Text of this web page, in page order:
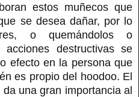
estos muñecos que
se desea dañar, por lo
o quemándolos o
destructivas se
efecto en la persona que
es propio del hoodoo. El
una gran importancia al